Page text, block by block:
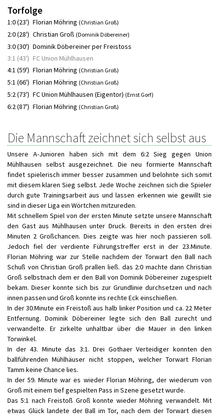
Torfolge
1:0 (23') Florian Möhring (Christian Groß)
2:0 (28') Christian Groß (Dominik Döbereiner)
3:0 (30') Dominik Döbereiner per Freistoss
3:1 (43') FC Union Mühlhausen
4:1 (59') Florian Möhring (Christian Groß)
5:1 (66') Florian Möhring (Christian Groß)
5:2 (73') FC Union Mühlhausen (Eigentor) (Ernst Gorf)
6:2 (87') Florian Möhring (Christian Groß)
Die Mannschaft zeichnet sich selbst aus
Unsere A-Junioren haben sich mit dem 6:2 Sieg gegen Union
Mühlhausen selbst ausgezeichnet. Die neu formierte Mannschaft
findet spielerisch immer besser zusammen und belohnte sich somit
mit diesem klaren Sieg selbst. Jede Woche zeichnen sich die Spieler
durch gute Trainingsarbeit aus und lassen erkennen wie gewillt sie
sind in dieser Liga ein Wörtchen mitzureden.
Mit schnellem Spiel von der ersten Minute setzte unsere Mannschaft
den Gast aus Mühlhausen unter Druck. Bereits in den ersten drei
Minuten 2 Großchancen. Dies zeigte was hier noch passieren soll.
Jedoch fiel der verdiente Führungstreffer erst in der 23.Minute.
Florian Möhring war zur Stelle nachdem der Torwart den Ball nach
Schuß von Christian Groß prallen ließ. das 2:0 machte dann Christian
Groß selbstnach dem er den Ball von Dominik Döbereiner zugespielt
bekam. Dieser konnte sich bis zur Grundlinie durchsetzen und nach
innen passen und Groß konnte ins rechte Eck einschießen.
In der 30.Minute ein Freistoß aus halb linker Position und ca. 22 Meter
Entfernung. Dominik Döbereiner legte sich den Ball zurecht und
verwandelte. Er zirkelte unhaltbar über die Mauer in den linken
Torwinkel.
In der 43. Minute das 3:1. Drei Gothaer Verteidiger konnten den
ballführenden Mühlhäuser nicht stoppen, welcher Torwart Florian
Tamm keine Chance lies.
In der 59. Minute war es wieder Florian Möhring, der wiederum von
Groß mit einem tief gespielten Pass in Szene gesetzt wurde.
Das 5:1 nach Freistoß Groß konnte wieder Möhring verwandelt. Mit
etwas Glück landete der Ball im Tor, nach dem der Torwart diesen